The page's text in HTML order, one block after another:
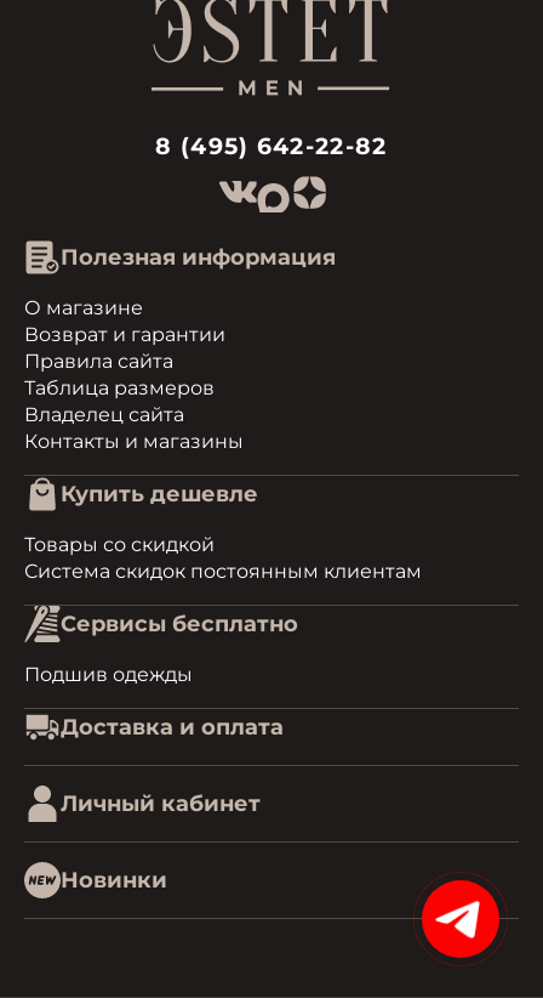
8 (495) 642-22-82
Полезная информация
О магазине
Возврат и гарантии
Правила сайта
Таблица размеров
Владелец сайта
Контакты и магазины
Купить дешевле
Товары со скидкой
Система скидок постоянным клиентам
Сервисы бесплатно
Подшив одежды
Доставка и оплата
Личный кабинет
Новинки
15%